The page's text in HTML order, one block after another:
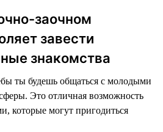
заочном
завести
знакомства
ты будешь общаться с молодыми
Это отличная возможность
которые могут пригодиться